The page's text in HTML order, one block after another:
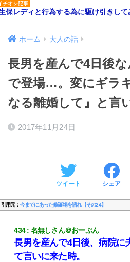
保レディと行為する為に駆け引きし
ホーム 大人の話
長男を産んで4日後
で登場…。変にギラ
なる離婚して』と言
2017年11月24日
ツイート シェア
引用元： 今までにあった修羅場を語れ【その24】
434 名無しさん＠おーぷん
長男を産んで4日後、病院に
て言いに来た時。